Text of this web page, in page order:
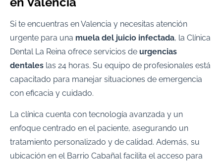
Si te encuentras en Valencia y necesitas atención
urgente para una muela del juicio infectada, la Clínica
Dental La Reina ofrece servicios de urgencias
dentales las 24 horas. Su equipo de profesionales está
capacitado para manejar situaciones de emergencia
con eficacia y cuidado.
La clínica cuenta con tecnología avanzada y un
enfoque centrado en el paciente, asegurando un
tratamiento personalizado y de calidad. Además, su
ubicación en el Barrio Cabañal facilita el acceso para